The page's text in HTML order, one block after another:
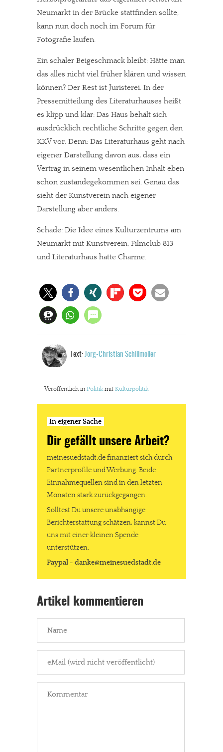
In eigener Sache
Dir gefällt unsere Arbeit?
meinesuedstadt.de finanziert sich durch Partnerprofile und
Werbung. Beide Einnahmequellen sind in den letzten Monaten
Neumarkt in der Brücke stattfinden sollte,
kann nun doch noch im Forum für
Fotografie laufen.
Ein schaler Beigeschmack bleibt: Hätte man
das alles nicht viel früher klären und wissen
können? Der Rest ist Juristerei. In der
Pressemitteilung des Literaturhauses heißt
es klipp und klar: Das Haus behält sich
ausdrücklich rechtliche Schritte gegen den
KKV vor. Denn: Das Literaturhaus geht nach
eigener Darstellung davon aus, dass ein
Vertrag in seinem wesentlichen Inhalt eben
schon zustandegekommen sei. Genau das
sieht der Kunstverein nach eigener
Darstellung aber anders.
Schade: Die Idee eines Kulturzentrums am
Neumarkt mit Kunstverein, Filmclub 813
und Literaturhaus hatte Charme.
Text: Jörg-Christian Schillmöller
Veröffentlich in Politikmit Kulturpolitik
In eigener Sache
Dir gefällt unsere Arbeit?
meinesuedstadt.de finanziert sich durch
Partnerprofile und Werbung. Beide
Einnahmequellen sind in den letzten
Monaten stark zurückgegangen.
Solltest Du unsere unabhängige
Berichterstattung schätzen, kannst Du
uns mit einer kleinen Spende
unterstützen.
Paypal - danke@meinesuedstadt.de
Artikel kommentieren